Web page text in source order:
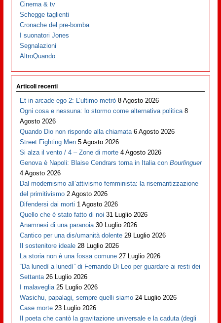
Cinema & tv
Schegge taglienti
Cronache del pre-bomba
I suonatori Jones
Segnalazioni
AltroQuando
Articoli recenti
Et in arcade ego 2: L’ultimo metrò 8 Agosto 2026
Ogni cosa e nessuna: lo stormo come alternativa politica 8
Agosto 2026
Quando Dio non risponde alla chiamata 6 Agosto 2026
Street Fighting Men 5 Agosto 2026
Si alza il vento / 4 – Zone di morte 4 Agosto 2026
Genova è Napoli: Blaise Cendrars torna in Italia conBourlinguer
4 Agosto 2026
Dal modernismo all’attivismo femminista: la risemantizzazione
del primitivismo 2 Agosto 2026
Difendersi dai morti 1 Agosto 2026
Quello che è stato fatto di noi 31 Luglio 2026
Anamnesi di una paranoia 30 Luglio 2026
Cantico per una dis/umanità dolente 29 Luglio 2026
Il sostenitore ideale 28 Luglio 2026
La storia non è una fossa comune 27 Luglio 2026
“Da lunedì a lunedì” di Fernando Di Leo per guardare ai resti dei
Settanta 26 Luglio 2026
I malaveglia 25 Luglio 2026
Wasichu, papalagi, sempre quelli siamo 24 Luglio 2026
Case morte 23 Luglio 2026
Il poeta che cantò la gravitazione universale e la caduta (degli